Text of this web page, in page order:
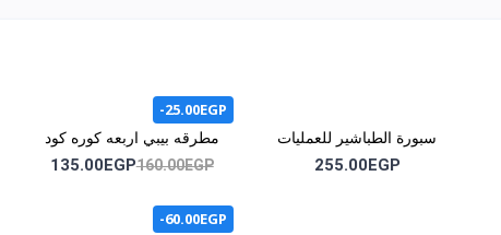
سبورة الطباشير للعمليات
الحسابية كود 1014
255.00EGP
-25.00EGP
مطرقه بيبي اربعه كوره كود
1015160.00EGP
135.00EGP
-60.00EGP